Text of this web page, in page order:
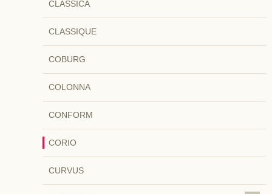
CLASSICA
CLASSIQUE
COBURG
COLONNA
CONFORM
CORIO
CURVUS